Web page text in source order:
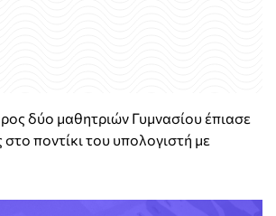
δύο μαθητριών Γυμνασίου έπιασε
στο ποντίκι του υπολογιστή με